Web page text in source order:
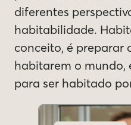
diferentes
habitabilidade.
conceito, é preparar
habitarem o mundo,
para ser habitado